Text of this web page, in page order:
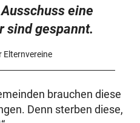
eine
sind gespannt.
Elternvereine
brauchen diese
Denn sterben diese,